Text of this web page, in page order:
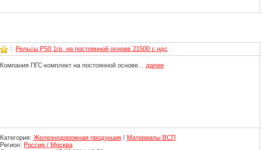
:: Рельсы Р50 1гр. на постоянной основе 21500 с ндс
Компания ПГС-комплект на постоянной основе... далее
Категория: Железнодорожная продукция / Материалы ВСП
Регион: Россия / Москва